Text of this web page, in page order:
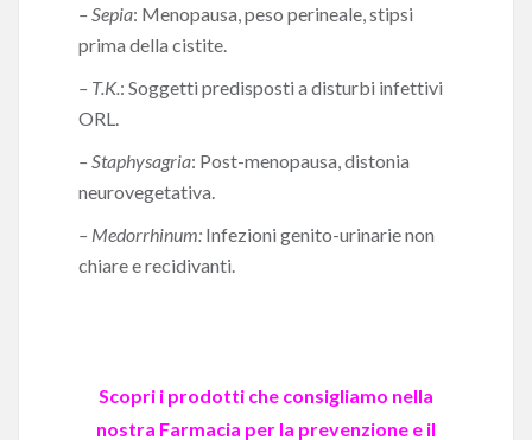
– Sepia: Menopausa, peso perineale, stipsi
prima della cistite.
– T.K. : Soggetti predisposti a disturbi infettivi
ORL.
– Staphysagria: Post-menopausa, distonia
neurovegetativa.
– Medorrhinum: Infezioni genito-urinarie non
chiare e recidivanti.
Scopri i prodotti che consigliamo nella
nostra Farmacia per la prevenzione e il